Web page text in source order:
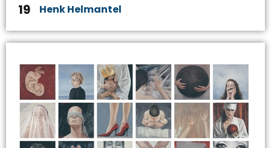
19 Henk Helmantel